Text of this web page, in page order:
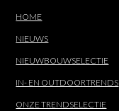
HOME
NIEUWS
NIEUWBOUWSELECTIE
IN- EN OUTDOORTRENDS
ONZE TRENDSELECTIE